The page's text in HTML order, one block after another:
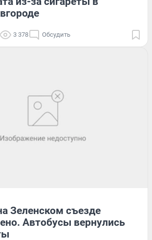
3 378 Обсудить
Зеленском съезде
Автобусы вернулись